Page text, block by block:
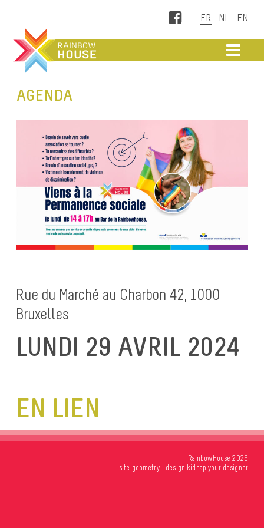
Facebook
AGENDA
Rue du Marché au Charbon 42, 1000
Bruxelles
LUNDI 29 AVRIL 2024
EN LIEN
RainbowHouse 2026
site geometry- design kidnap your designer